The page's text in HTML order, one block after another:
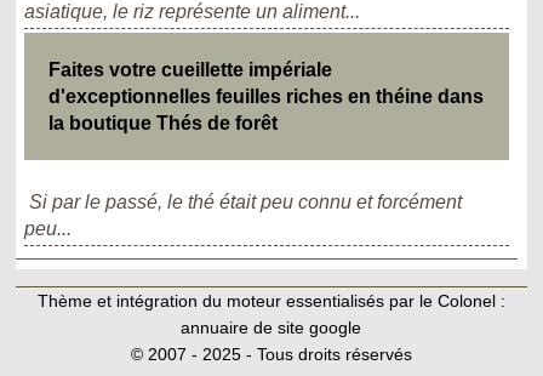
asiatique, le riz représente un aliment...
Faites votre cueillette impériale
d'exceptionnelles feuilles riches en théine dans
la boutique Thés de forêt
Si par le passé, le thé était peu connu et forcément
peu...
Thème et intégration du moteur essentialisés par le Colonel :
annuaire de site google
© 2007 - 2025 - Tous droits réservés